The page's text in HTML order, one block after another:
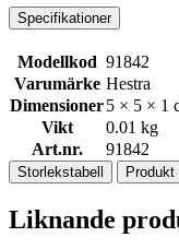
Specifikationer
Modellkod 91842
Varumärke Hestra
Dimensioner5 × 5 × 1
Vikt
0.01 kg
Art.nr.
91842
Storlekstabell Produkt
Liknande